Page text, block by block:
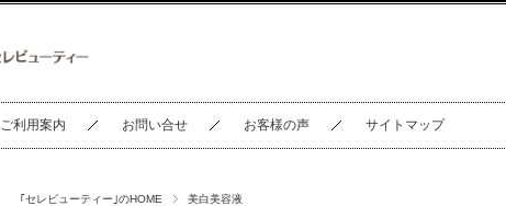
ご利用案内 お問い合せ お客様の声 サイトマップ
｢セレビューティー｣のHOME 美白美容液